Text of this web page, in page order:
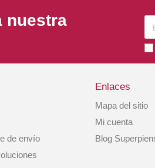
Canin Pienso Perro Diabetic 7kg
54,99 €
nuestra
de envío
Enlaces
Mapa del sitio
Mi cuenta
Blog